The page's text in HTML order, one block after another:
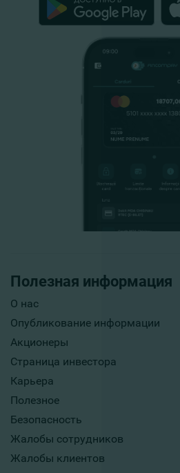
Полезная информация
О нас
Опубликование информации
Акционеры
Страница инвестора
Карьера
Полезное
Безопасность
Жалобы сотрудников
Жалобы клиентов